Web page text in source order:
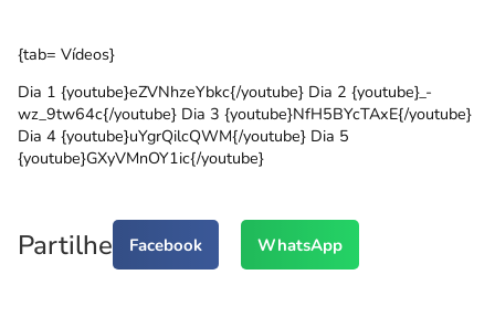
{tab= Vídeos}
Dia 1 {youtube}eZVNhzeYbkc{/youtube} Dia 2 {youtube}_-
wz_9tw64c{/youtube} Dia 3 {youtube}NfH5BYcTAxE{/youtube}
Dia 4 {youtube}uYgrQilcQWM{/youtube} Dia 5
{youtube}GXyVMnOY1ic{/youtube}
Partilhe Facebook WhatsApp